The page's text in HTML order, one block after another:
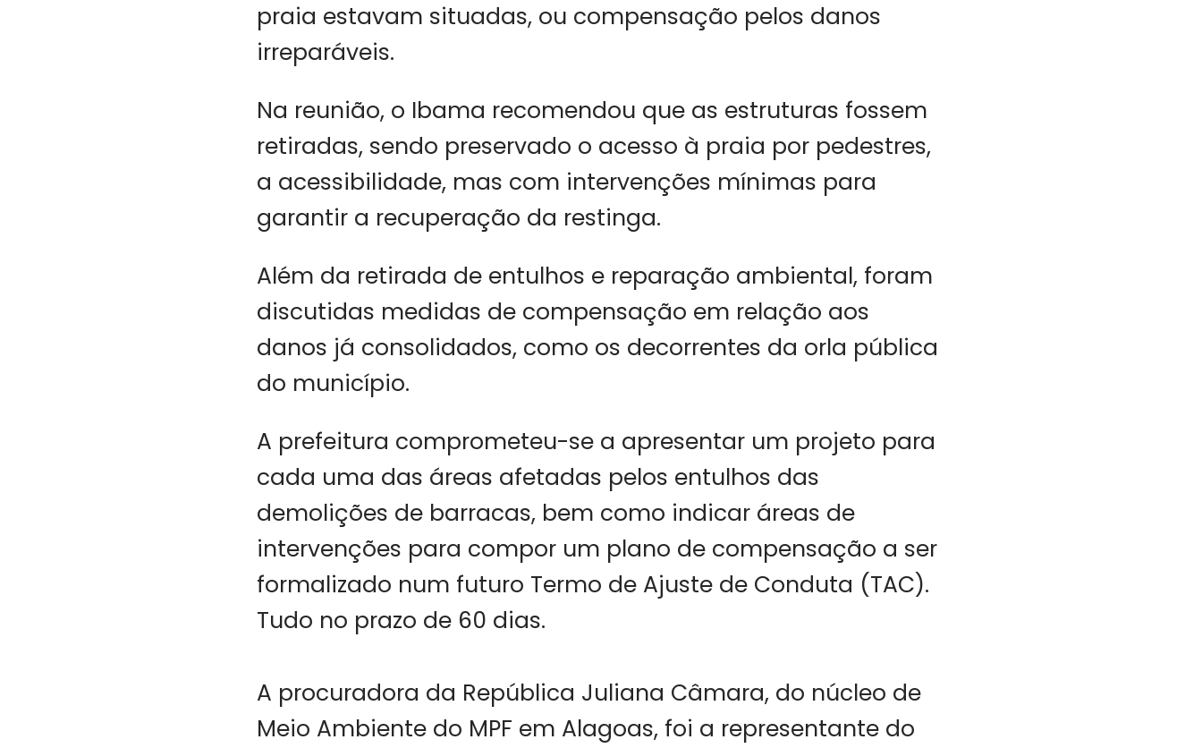
praia estavam situadas, ou compensação pelos danos
irreparáveis.
Na reunião, o Ibama recomendou que as estruturas fossem
retiradas, sendo preservado o acesso à praia por pedestres,
a acessibilidade, mas com intervenções mínimas para
garantir a recuperação da restinga.
Além da retirada de entulhos e reparação ambiental, foram
discutidas medidas de compensação em relação aos
danos já consolidados, como os decorrentes da orla pública
do município.
A prefeitura comprometeu-se a apresentar um projeto para
cada uma das áreas afetadas pelos entulhos das
demolições de barracas, bem como indicar áreas de
intervenções para compor um plano de compensação a ser
formalizado num futuro Termo de Ajuste de Conduta (TAC).
Tudo no prazo de 60 dias.
A procuradora da República Juliana Câmara, do núcleo de
Meio Ambiente do MPF em Alagoas, foi a representante do